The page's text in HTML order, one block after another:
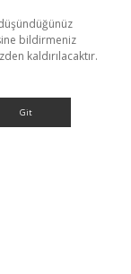
bildirmeniz
kaldırılacaktır.